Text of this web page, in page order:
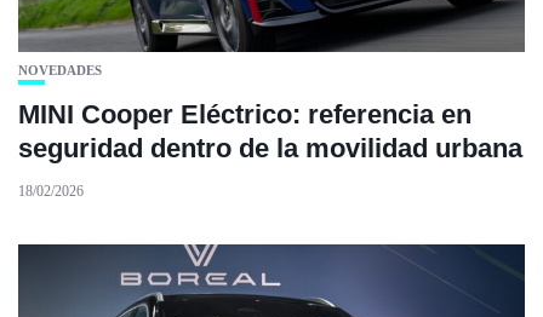
NOVEDADES
MINI Cooper Eléctrico: referencia en
seguridad dentro de la movilidad urbana
18/02/2026